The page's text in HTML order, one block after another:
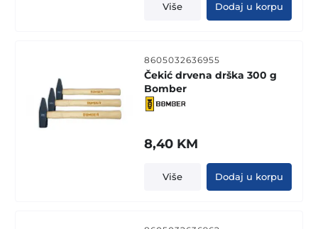
Više Dodaj u korpu
8605032636955
Čekić drvena drška 300 g
Bomber
8,40 KM
Više Dodaj u korpu